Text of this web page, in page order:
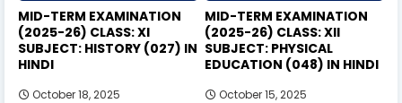
MID-TERM EXAMINATION
(2025-26) CLASS: XI
SUBJECT: HISTORY (027) IN
HINDI
October 18, 2025
MID-TERM EXAMINATION
(2025-26) CLASS: XII
SUBJECT: PHYSICAL
EDUCATION (048) IN HINDI
October 15, 2025